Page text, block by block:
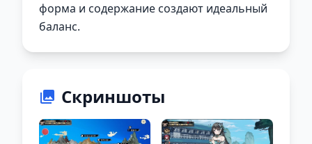
форма и содержание создают идеальный
баланс.
Скриншоты